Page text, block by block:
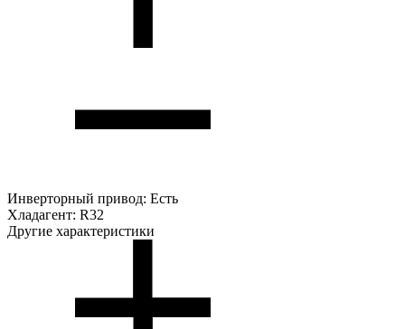
Инверторный привод: Есть
Хладагент: R32
Другие характеристики